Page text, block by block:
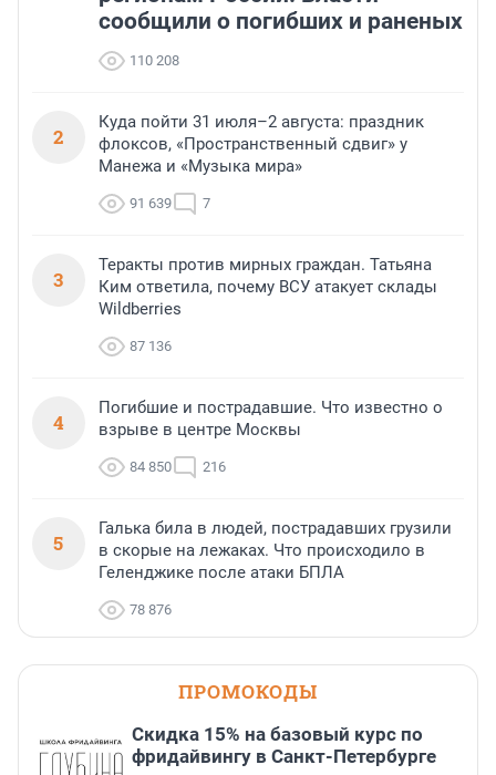
сообщили о погибших и раненых
110 208
2
Куда пойти 31 июля–2 августа: праздник
флоксов, «Пространственный сдвиг» у
Манежа и «Музыка мира»
91 639 7
3
Теракты против мирных граждан. Татьяна
Ким ответила, почему ВСУ атакует склады
Wildberries
87 136
4
Погибшие и пострадавшие. Что известно о
взрыве в центре Москвы
84 850 216
5
Галька била в людей, пострадавших грузили
в скорые на лежаках. Что происходило в
Геленджике после атаки БПЛА
78 876
ПРОМОКОДЫ
Скидка 15% на базовый курс по
фридайвингу в Санкт-Петербурге